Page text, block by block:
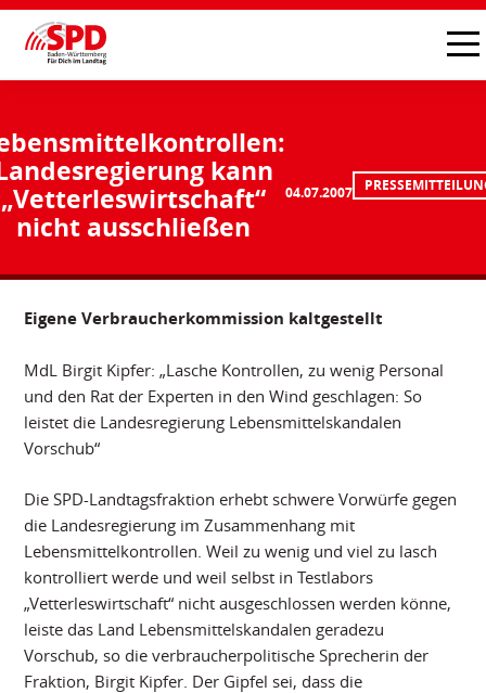
kann
„Vetterleswirtschaft“
nicht ausschließen
04.07.2007
Eigene Verbraucherkommission kaltgestellt
MdL Birgit Kipfer: „Lasche Kontrollen, zu wenig Personal
und den Rat der Experten in den Wind geschlagen: So
leistet die Landesregierung Lebensmittelskandalen
Vorschub“
Die SPD-Landtagsfraktion erhebt schwere Vorwürfe gegen
die Landesregierung im Zusammenhang mit
Lebensmittelkontrollen. Weil zu wenig und viel zu lasch
kontrolliert werde und weil selbst in Testlabors
„Vetterleswirtschaft“ nicht ausgeschlossen werden könne,
leiste das Land Lebensmittelskandalen geradezu
Vorschub, so die verbraucherpolitische Sprecherin der
Fraktion, Birgit Kipfer. Der Gipfel sei, dass die